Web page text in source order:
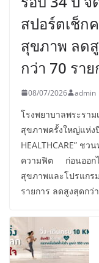
สปอร์ตเช็ก
สุขภาพ ลด
กว่า 70 ราย
08/07/2026 admin
โรงพยาบาลพระรา
สุขภาพครั้งใหญ่แห่ง
HEALTHCARE” ช
ความฟิต ก่อนออกไ
สุขภาพและโปรแก
รายการ ลดสูงสุดกว่